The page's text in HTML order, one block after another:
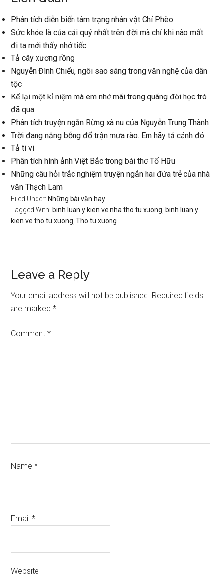
Phân tích diễn biến tâm trạng nhân vật Chí Phèo
Sức khỏe là của cải quý nhất trên đời mà chỉ khi nào mất
đi ta mới thấy nhớ tiếc.
Tả cây xương rồng
Nguyễn Đình Chiểu, ngôi sao sáng trong văn nghệ của dân
tộc
Kể lại một kỉ niệm mà em nhớ mãi trong quãng đời học trò
đã qua.
Phân tích truyện ngắn Rừng xà nu của Nguyễn Trung Thành
Trời đang nắng bỗng đổ trận mưa rào. Em hãy tả cảnh đó
Tả ti vi
Phân tích hình ảnh Việt Bắc trong bài thơ Tố Hữu
Những câu hỏi trắc nghiệm truyện ngắn hai đứa trẻ của nhà
văn Thạch Lam
Filed Under: Những bài văn hay
Tagged With: binh luan y kien ve nha tho tu xuong binh luan y
kien ve tho tu xuong ,Tho tu xuong
Reader
Interactions
Leave a Reply
Your email address will not be published. Required fields
are marked*
Comment*
Name*
Email*
Website